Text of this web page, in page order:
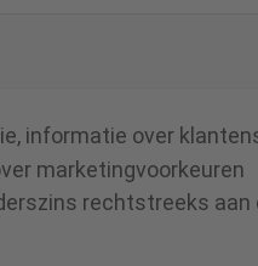
informatie over
marketingvoorkeuren
rechtstreeks aan